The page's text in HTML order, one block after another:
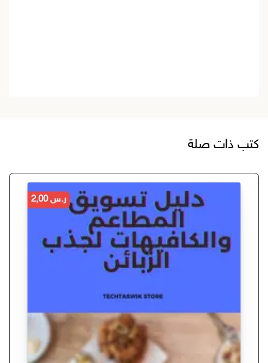
كتب ذات صلة
ر.س2,00